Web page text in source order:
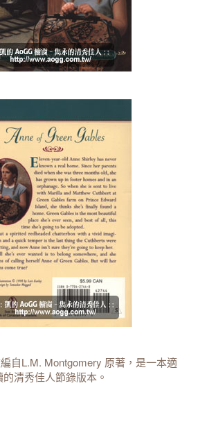
自L.M. Montgomery 原著，是一本適
清秀佳人節錄版本。